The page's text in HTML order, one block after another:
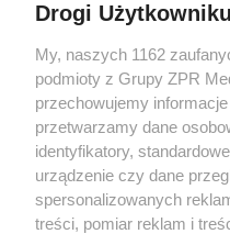
Drogi
My, naszych 1162
podmioty z Grupy ZPR
przechowujemy
przetwarzamy dane
identyfikatory,
urządzenie czy dane
spersonalizowanych
treści, pomiar reklam i